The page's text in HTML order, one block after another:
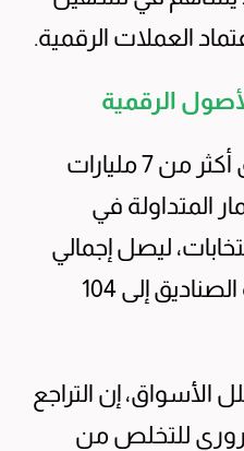
العملات الرقمية.
الرقمية
ورغم التراجع الأخير، تدفق أكثر من 7 مليارات
المتداولة في
ليصل إجمالي
الأصول المدارة في هذه الصناديق إلى 104
الأسواق، إن التراجع
للتخلص من